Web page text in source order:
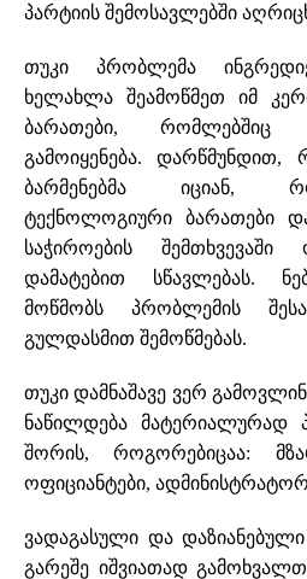
პარტიის შემოსავლებში
თუკი პრობლემა
ხელახლა შეამოწმეთ იმ
ბარათები, რომლებშიც
გამოიყენება.
ბარმენებმა იციან,
ტექნოლოგიური ბარათები
საჭიროების შემთხვევაში
დამატებით სწავლებას.
მოწმობს პრობლემის
გულდასმით შემოწმებას.
თუკი დამნაშავე ვერ
ნაწილდება მატერიალურად
შორის, როგორებიცაა:
ოფიციანტები,
ვადაგასული და
გარეშე იშვიათად